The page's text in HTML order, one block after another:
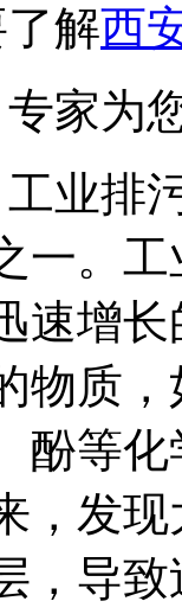
解西
家为
业排
一。
速增
物质
酚等
，发
，导